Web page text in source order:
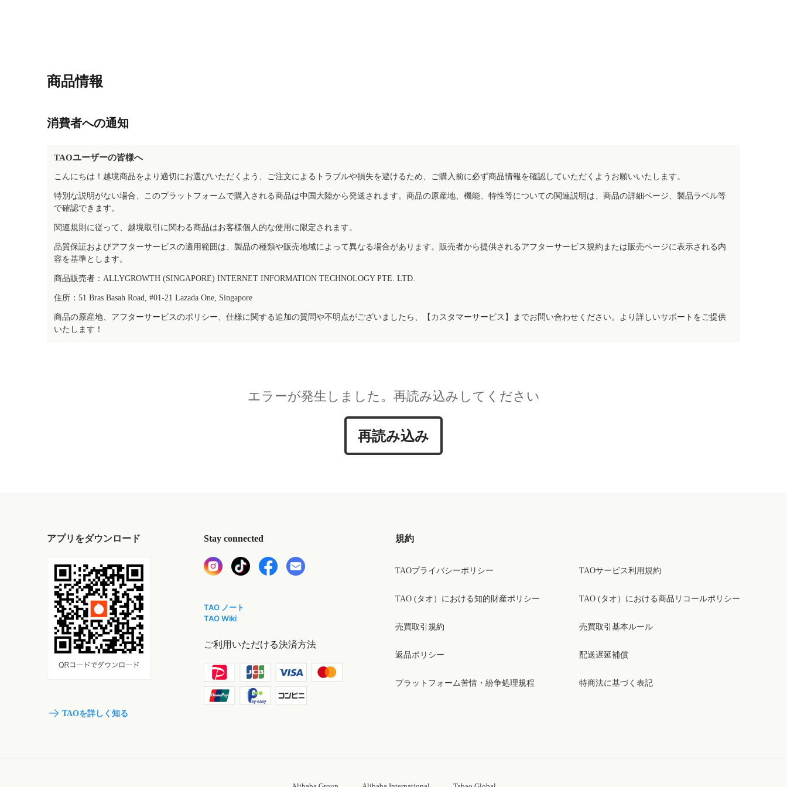
商品情報
消費者への通知
TAOユーザーの皆様へ
こんにちは！越境商品をより適切にお選びいただくよう、ご注文によるトラブルや損失を避けるため、ご購入前に必ず商品情報を確認していただくようお願いいたします。
特別な説明がない場合、このプラットフォームで購入される商品は中国大陸から発送されます。商品の原産地、機能、特性等についての関連説明は、商品の詳細ページ、製品ラベル等
で確認できます。
関連規則に従って、越境取引に関わる商品はお客様個人的な使用に限定されます。
品質保証およびアフターサービスの適用範囲は、製品の種類や販売地域によって異なる場合があります。販売者から提供されるアフターサービス規約または販売ページに表示される内
容を基準とします。
商品販売者：ALLYGROWTH (SINGAPORE) INTERNET INFORMATION TECHNOLOGY PTE. LTD.
住所：51 Bras Basah Road, #01-21 Lazada One, Singapore
商品の原産地、アフターサービスのポリシー、仕様に関する追加の質問や不明点がございましたら、【カスタマーサービス】までお問い合わせください。より詳しいサポートをご提供
いたします！
エラーが発生しました。再読み込みしてください
再読み込み
アプリをダウンロード
TAOを詳しく知る
Stay connected
TAO ノート
TAO Wiki
ご利用いただける決済方法
規約
TAOプライバシーポリシー
TAO (タオ）における知的財産ポリシー
売買取引規約
返品ポリシー
プラットフォーム苦情・紛争処理規程
TAOサービス利用規約
TAO (タオ）における商品リコールポリシー
売買取引基本ルール
配送遅延補償
特商法に基づく表記